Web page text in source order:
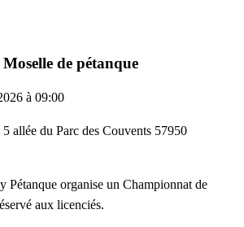
de pétanque
à 09:00
allée du Parc des Couvents 57950
Pétanque organise un Championnat de
aux licenciés.